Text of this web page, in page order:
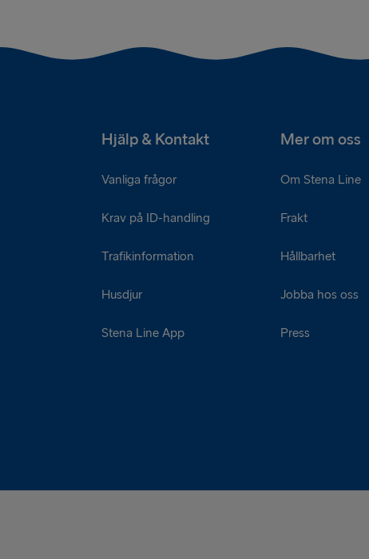
Hjälp & Kontakt Mer om oss
Vanliga frågor
Krav på ID-handling
Trafikinformation
Husdjur
Stena Line App
Om Stena Line
Frakt
Hållbarhet
Jobba hos oss
Press